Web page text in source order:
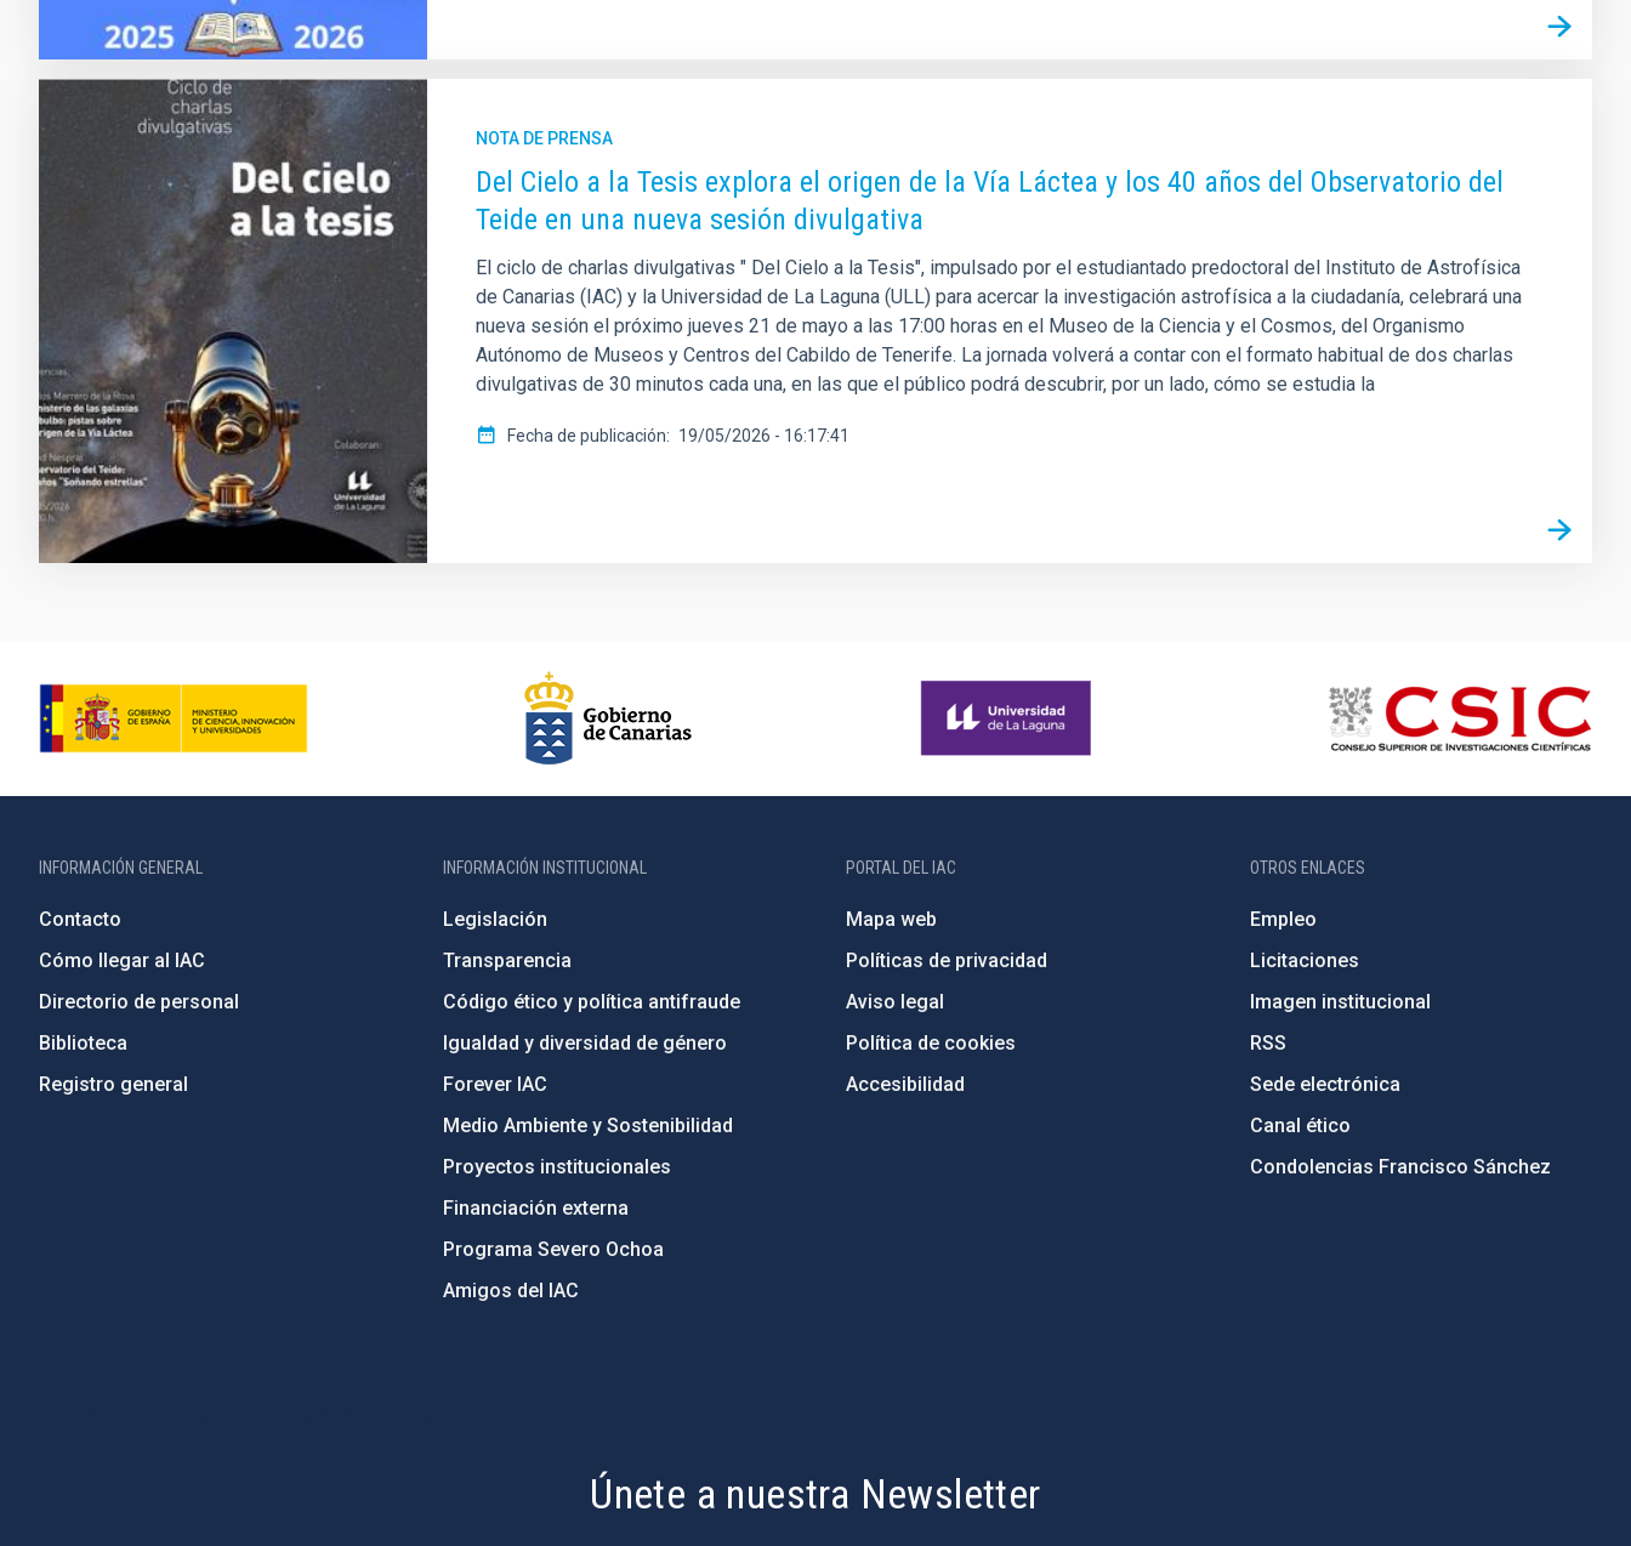
NOTA DE PRENSA
Del Cielo a la Tesis explora el origen de la Vía Láctea y los 40 años del Observatorio del
Teide en una nueva sesión divulgativa
El ciclo de charlas divulgativas " Del Cielo a la Tesis", impulsado por el estudiantado predoctoral del Instituto de Astrofísica
de Canarias (IAC) y la Universidad de La Laguna (ULL) para acercar la investigación astrofísica a la ciudadanía, celebrará una
nueva sesión el próximo jueves 21 de mayo a las 17:00 horas en el Museo de la Ciencia y el Cosmos, del Organismo
Autónomo de Museos y Centros del Cabildo de Tenerife. La jornada volverá a contar con el formato habitual de dos charlas
divulgativas de 30 minutos cada una, en las que el público podrá descubrir, por un lado, cómo se estudia la
Fecha de publicación 19/05/2026 - 16:17:41
INFORMACIÓN GENERAL
Contacto
Cómo llegar al IAC
Directorio de personal
Biblioteca
Registro general
INFORMACIÓN INSTITUCIONAL
Legislación
Transparencia
Código ético y política antifraude
Igualdad y diversidad de género
Forever IAC
Medio Ambiente y Sostenibilidad
Proyectos institucionales
Financiación externa
Programa Severo Ochoa
Amigos del IAC
PORTAL DEL IAC
Mapa web
Políticas de privacidad
Aviso legal
Política de cookies
Accesibilidad
OTROS ENLACES
Empleo
Licitaciones
Imagen institucional
RSS
Sede electrónica
Canal ético
Condolencias Francisco Sánchez
Únete a nuestra Newsletter